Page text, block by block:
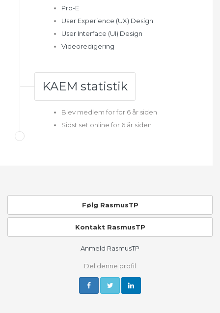
Pro-E
User Experience (UX) Design
User Interface (UI) Design
Videoredigering
KAEM statistik
Blev medlem for for 6 år siden
Sidst set online for 6 år siden
Følg RasmusTP
Kontakt RasmusTP
Anmeld RasmusTP
Del denne profil